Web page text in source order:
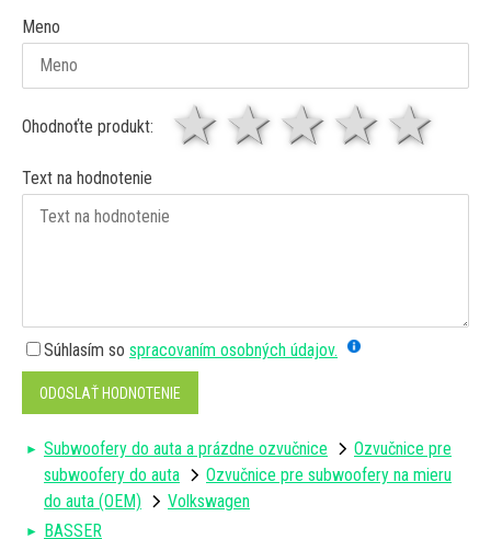
Meno
Ohodnoťte produkt: 4
3
2 hviezdy
1 hviezda
Text na hodnotenie
Súhlasím so spracovaním osobných údajov.
ODOSLAŤ HODNOTENIE
Subwoofery do auta a prázdne ozvučnice
Ozvučnice pre
subwoofery do auta
Ozvučnice pre subwoofery na mieru
do auta (OEM)
Volkswagen
BASSER